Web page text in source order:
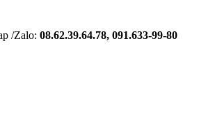
/Zalo: 08.62.39.64.78, 091.633-99-80